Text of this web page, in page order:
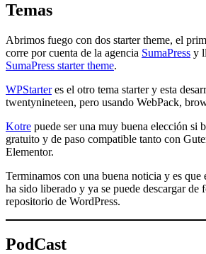
Temas
Abrimos fuego con dos starter theme, el
corre por cuenta de la agencia SumaPress y
SumaPress starter theme.
WPStarteres el otro tema starter y esta
twentynineteen, pero usando WebPack,
Kotre puede ser una muy buena elección si
gratuito y de paso compatible tanto con
Elementor.
Terminamos con una buena noticia y es que
ha sido liberado y ya se puede descargar de
repositorio de WordPress.
PodCast